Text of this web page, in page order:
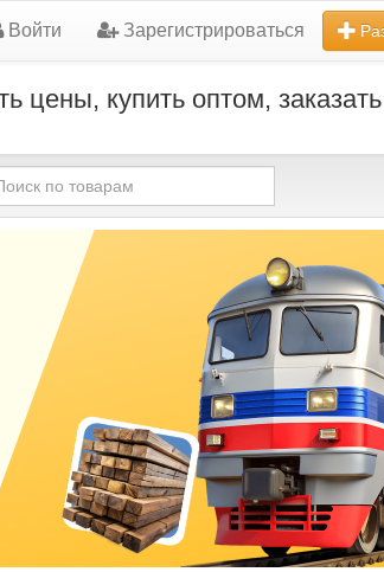
Войти Зарегистрироваться
цены, купить оптом,